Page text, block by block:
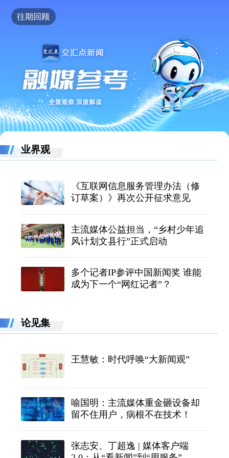
往期回顾
业界观
《互联网信息服务管理办法（修
订草案）》再次公开征求意见
主流媒体公益担当，“乡村少年追
风计划文县行”正式启动
多个记者IP参评中国新闻奖 谁能
成为下一个“网红记者”？
论见集
王慧敏：时代呼唤“大新闻观”
喻国明：主流媒体重金砸设备却
留不住用户，病根不在技术！
张志安、丁超逸 | 媒体客户端